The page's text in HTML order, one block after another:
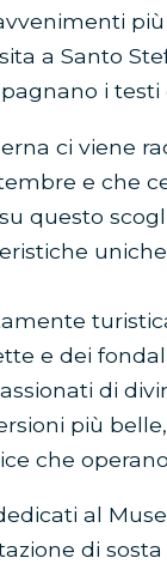
a Santo
i
ci viene
e che
questo
e dei
di
più
che operano
al
di